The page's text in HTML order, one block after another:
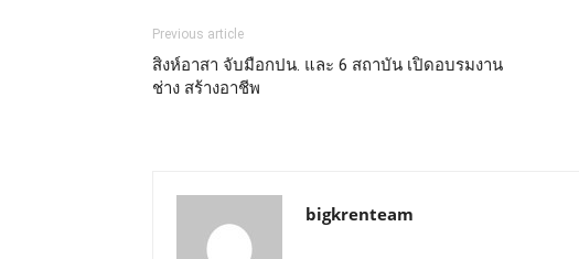
Previous article
สิงห์อาสา จับมือกปน. และ 6 สถาบัน เปิดอบรมงาน
ช่าง สร้างอาชีพ
bigkrenteam